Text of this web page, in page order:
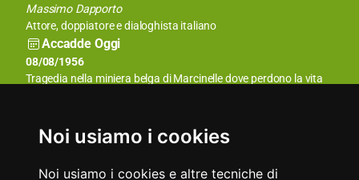
Noi usiamo i cookies
Noi usiamo i cookies e altre tecniche di
Dustin Hoffman
Attore americano
Massimo Dapporto
Attore, doppiatore e dialoghista italiano
Accadde Oggi
08/08/1908
Primo volo in pubblico dei fratelli Wright.
08/08/1956
Tragedia nella miniera belga di Marcinelle dove perdono la vita
L'ideologia predominante dei giovani è quella dello stare insieme
agli altri giovani, o, che è lo stesso, dello stare lontano dai
Non è l'abito che fa il monaco, ma il monaco sarto che fa l'abito.
Anonimo